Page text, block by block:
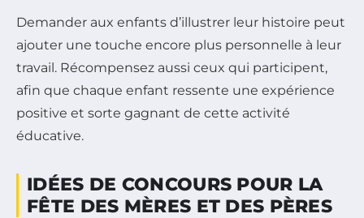
Demander aux enfants d’illustrer leur histoire peut
ajouter une touche encore plus personnelle à leur
travail. Récompensez aussi ceux qui participent,
afin que chaque enfant ressente une expérience
positive et sorte gagnant de cette activité
éducative.
IDÉES DE CONCOURS POUR LA
FÊTE DES MÈRES ET DES PÈRES